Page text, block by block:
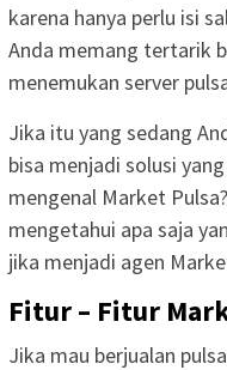
karena hanya perlu isi
Anda memang tertarik
menemukan server
Jika itu yang sedang
bisa menjadi solusi
mengenal Market
mengetahui apa saja
jika menjadi agen
Fitur – Fitur
Jika mau berjualan